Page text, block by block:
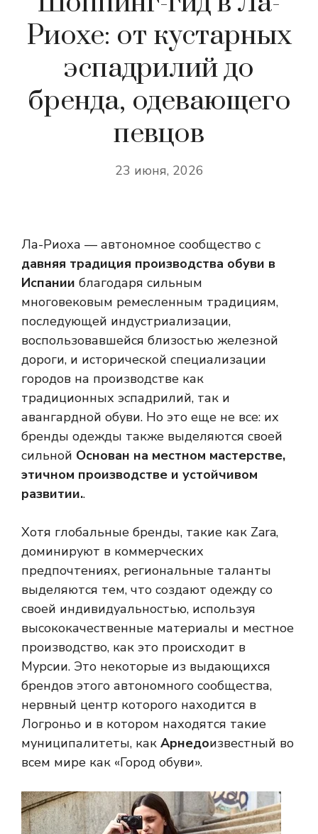
Риохе: от кустарных
эспадрилий до
бренда, одевающего
певцов
23 июня, 2026
Ла-Риоха — автономное сообщество с
давняя традиция производства обуви в
Испании благодаря сильным
многовековым ремесленным традициям,
последующей индустриализации,
воспользовавшейся близостью железной
дороги, и исторической специализации
городов на производстве как
традиционных эспадрилий, так и
авангардной обуви. Но это еще не все: их
бренды одежды также выделяются своей
сильной Основан на местном мастерстве,
этичном производстве и устойчивом
развитии..
Хотя глобальные бренды, такие как Zara,
доминируют в коммерческих
предпочтениях, региональные таланты
выделяются тем, что создают одежду со
своей индивидуальностью, используя
высококачественные материалы и местное
производство, как это происходит в
Мурсии. Это некоторые из выдающихся
брендов этого автономного сообщества,
нервный центр которого находится в
Логроньо и в котором находятся такие
муниципалитеты, как Арнедоизвестный во
всем мире как «Город обуви».